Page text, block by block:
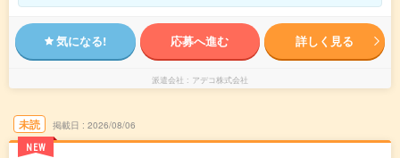
気になる! 応募へ進む 詳しく見る
派遣会社 アデコ株式会社
未読
NEW
掲載日 2026/08/06